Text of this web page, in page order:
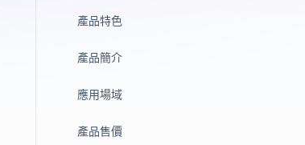
產品特色
產品簡介
應用場域
產品售價